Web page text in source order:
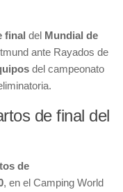
final del Mundial de
ante Rayados de
del campeonato
de final del
de
, en el Camping World